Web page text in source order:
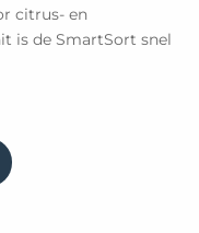
citrus- en
is de SmartSort snel